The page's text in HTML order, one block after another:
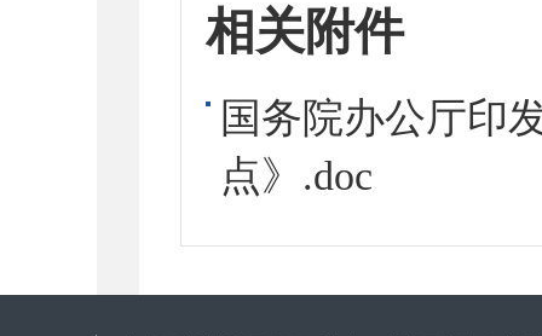
相关附件
国务院办公厅印
点》.doc